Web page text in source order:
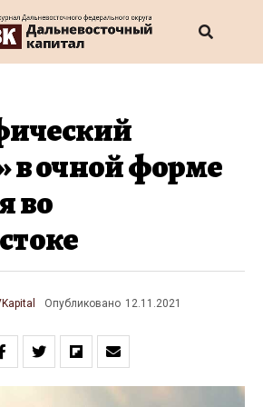
в очной форме
во
Опубликовано 12.11.2021